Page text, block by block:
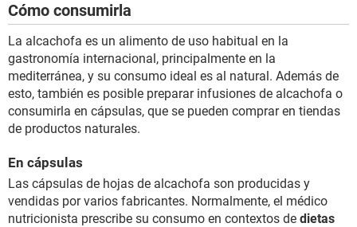
Cómo consumirla
La alcachofa es un alimento de uso habitual en la
gastronomía internacional, principalmente en la
mediterránea, y su consumo ideal es al natural. Además de
esto, también es posible preparar infusiones de alcachofa o
consumirla en cápsulas, que se pueden comprar en tiendas
de productos naturales.
En cápsulas
Las cápsulas de hojas de alcachofa son producidas y
vendidas por varios fabricantes. Normalmente, el médico
nutricionista prescribe su consumo en contextos de dietas